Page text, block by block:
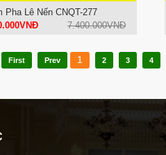
Pha Lê Nến CNQT-277
7.400.000VNĐ
First Prev 1 2 3 4